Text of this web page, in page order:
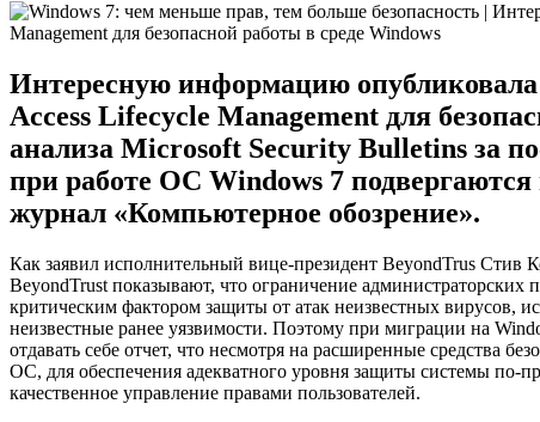
Интересную информацию
Access Lifecycle Management для
анализа Microsoft Security Bulletins за
при работе ОС Windows 7
журнал «Компьютерное обозрение».
Как заявил исполнительный вице-президент BeyondTrus Стив
BeyondTrust показывают, что ограничение администраторских
критическим фактором защиты от атак неизвестных вирусов,
неизвестные ранее уязвимости. Поэтому при миграции на
отдавать себе отчет, что несмотря на расширенные средства
ОС, для обеспечения адекватного уровня защиты системы по-
качественное управление правами пользователей.